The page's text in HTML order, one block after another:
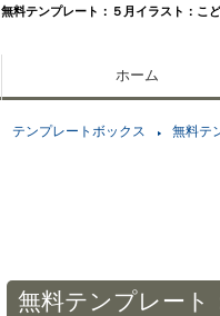
無料テンプレート：５月イラスト：こ
ホーム
テンプレートボックス 無料テ
無料テンプレート